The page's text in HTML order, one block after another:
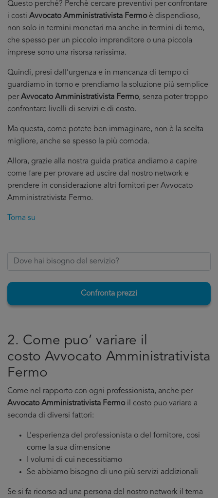
Questo perché? Perchè cercare preventivi per confrontare
i costi Avvocato Amministrativista Fermoè dispendioso,
non solo in termini monetari ma anche in termini di temo,
che spesso per un piccolo imprenditore o una piccola
imprese sono una risorsa rarissima.
Quindi, presi dall’urgenza e in mancanza di tempo ci
guardiamo in torno e prendiamo la soluzione più semplice
perAvvocato Amministrativista Fermo, senza poter troppo
confrontare livelli di servizi e di costo.
Ma questa, come potete ben immaginare, non è la scelta
migliore, anche se spesso la più comoda.
Allora, grazie alla nostra guida pratica andiamo a capire
come fare per provare ad uscire dal nostro network e
prendere in considerazione altri fornitori per Avvocato
Amministrativista Fermo.
Torna su
Confronta prezzi
2. Come puo’ variare il
costo Avvocato Amministrativista
Fermo
Come nel rapporto con ogni professionista, anche per
Avvocato Amministrativista Fermoil costo puo variare a
seconda di diversi fattori:
L’esperienza del professionista o del fornitore, cosi
come la sua dimensione
I volumi di cui necessitiamo
Se abbiamo bisogno di uno più servizi addizionali
Se si fa ricorso ad una persona del nostro network il tema